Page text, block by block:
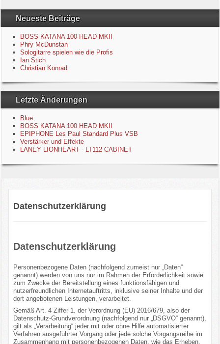
Equipment
GuitarBlog
Kontakt
Impressum
Datenschutzerklärung
Links
Gästebuch
Neueste Beiträge
BOSS KATANA 100 HEAD MKII
Phry McDunstan
Sologitarre spielen wie die Profis
Ian Stich
Christian Konrad
Letzte Änderungen
Blue
BOSS KATANA 100 HEAD MKII
EPIPHONE Les Paul Standard Plus VSB
Verstärker und Effekte
LANEY LIONHEART - LT112 CABINET
Datenschutzerklärung
Datenschutzerklärung
Personenbezogene Daten (nachfolgend zumeist nur „Daten“
genannt) werden von uns nur im Rahmen der Erforderlichkeit sowie
zum Zwecke der Bereitstellung eines funktionsfähigen und
nutzerfreundlichen Internetauftritts, inklusive seiner Inhalte und der
dort angebotenen Leistungen, verarbeitet.
Gemäß Art. 4 Ziffer 1. der Verordnung (EU) 2016/679, also der
Datenschutz-Grundverordnung (nachfolgend nur „DSGVO“ genannt),
gilt als „Verarbeitung“ jeder mit oder ohne Hilfe automatisierter
Verfahren ausgeführter Vorgang oder jede solche Vorgangsreihe im
Zusammenhang mit personenbezogenen Daten, wie das Erheben,